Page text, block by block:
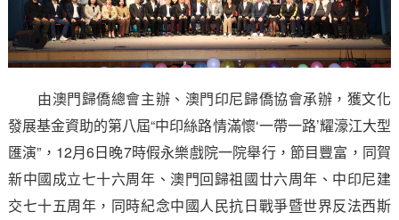
由澳門歸僑總會主辦、澳門印尼歸僑協會承辦，獲文化
發展基金資助的第八屆“中印絲路情滿懷‘一帶一路’耀濠江大型
匯演”，12月6日晚7時假永樂戲院一院舉行，節目豐富，同賀
新中國成立七十六周年、澳門回歸祖國廿六周年、中印尼建
交七十五周年，同時紀念中國人民抗日戰爭暨世界反法西斯